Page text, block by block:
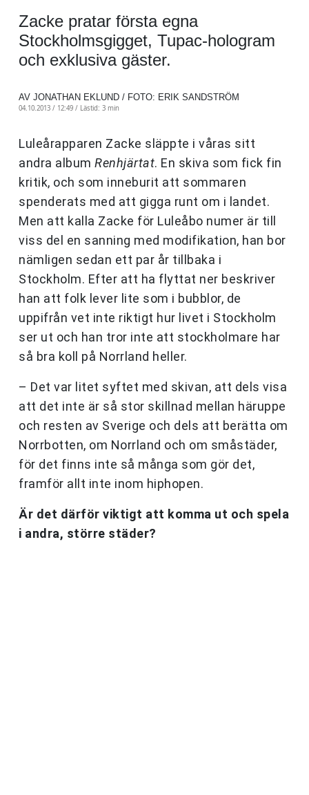
Zacke pratar första egna
Stockholmsgigget, Tupac-hologram
och exklusiva gäster.
AV JONATHAN EKLUND / FOTO: ERIK SANDSTRÖM
04.10.2013 / 12:49 / Lästid: 3 min
Luleårapparen Zacke släppte i våras sitt
andra album Renhjärtat. En skiva som fick fin
kritik, och som inneburit att sommaren
spenderats med att gigga runt om i landet.
Men att kalla Zacke för Luleåbo numer är till
viss del en sanning med modifikation, han bor
nämligen sedan ett par år tillbaka i
Stockholm. Efter att ha flyttat ner beskriver
han att folk lever lite som i bubblor, de
uppifrån vet inte riktigt hur livet i Stockholm
ser ut och han tror inte att stockholmare har
så bra koll på Norrland heller.
– Det var litet syftet med skivan, att dels visa
att det inte är så stor skillnad mellan häruppe
och resten av Sverige och dels att berätta om
Norrbotten, om Norrland och om småstäder,
för det finns inte så många som gör det,
framför allt inte inom hiphopen.
Är det därför viktigt att komma ut och spela
i andra, större städer?